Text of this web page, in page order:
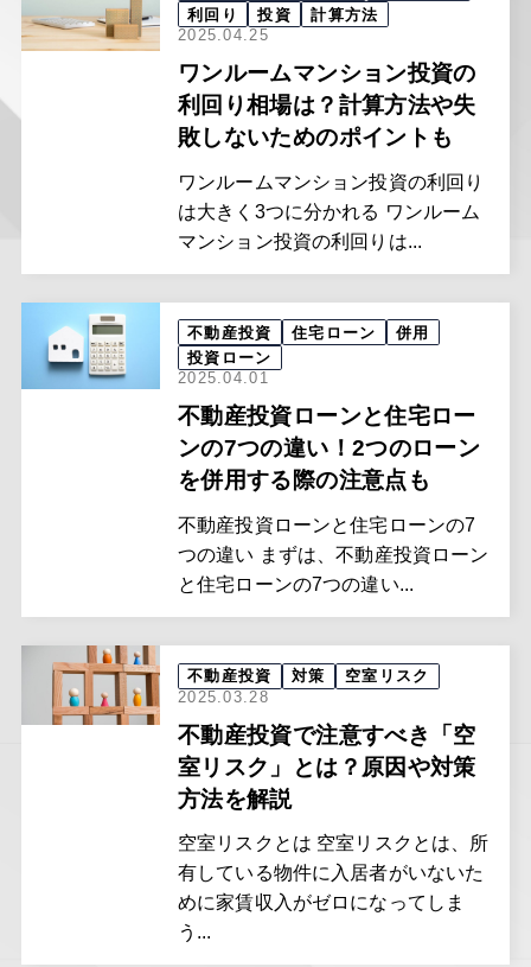
利回り
投資
計算方法
2025.04.25
ワンルームマンション投資の
利回り相場は？計算方法や失
敗しないためのポイントも
ワンルームマンション投資の利回り
は大きく3つに分かれる ワンルーム
マンション投資の利回りは...
不動産投資 住宅ローン
併用
投資ローン
2025.04.01
不動産投資ローンと住宅ロー
ンの7つの違い！2つのローン
を併用する際の注意点も
不動産投資ローンと住宅ローンの7
つの違い まずは、不動産投資ローン
と住宅ローンの7つの違い...
不動産投資 対策
空室リスク
2025.03.28
不動産投資で注意すべき「空
室リスク」とは？原因や対策
方法を解説
空室リスクとは 空室リスクとは、所
有している物件に入居者がいないた
めに家賃収入がゼロになってしま
う...